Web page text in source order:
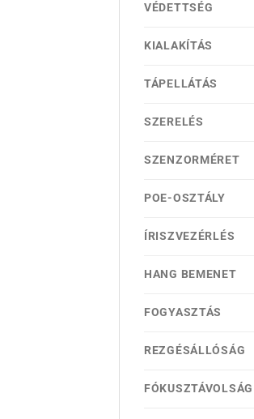
VÉDETTSÉG
KIALAKÍTÁS
TÁPELLÁTÁS
SZERELÉS
SZENZORMÉRET
POE-OSZTÁLY
ÍRISZVEZÉRLÉS
HANG BEMENET
FOGYASZTÁS
REZGÉSÁLLÓSÁG
FÓKUSZTÁVOLSÁG